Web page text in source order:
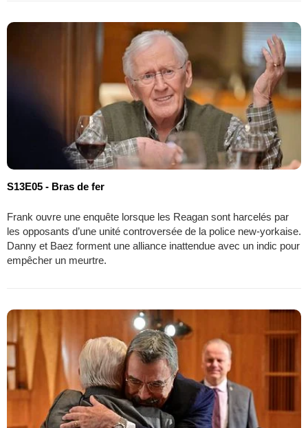
S13E05 - Bras de fer
Frank ouvre une enquête lorsque les Reagan sont harcelés par
les opposants d’une unité controversée de la police new-yorkaise.
Danny et Baez forment une alliance inattendue avec un indic pour
empêcher un meurtre.